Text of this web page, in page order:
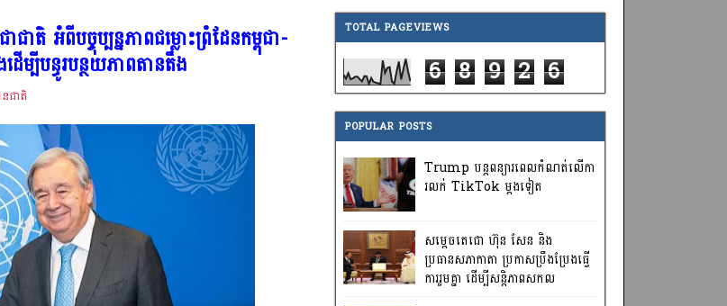
ាតិ អំពីបច្ចុប្បន្នភាពជម្លោះព្រំដែនកម្ពុជា-
ម្បីបន្ធូរបន្ថយភាពតានតឹង
ជាតិ
TOTAL PAGEVIEWS
6 8 9 2 6
POPULAR POSTS
Trump បន្តពន្យារពេលកំណត់លើកា
រលក់ TikTok ម្តងទៀត
សម្តេចតេជោ ហ៊ុន សែន និង
ប្រធានសភាកាតា ប្រកាសប្រឹងប្រែងធ្វើ
ការ​រួមគ្នា ដើម្បីសន្តិភាពសកល